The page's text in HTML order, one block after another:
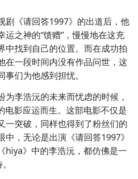
剧《请回答1997》的出道后，他
运之神的“馈赠”，慢慢地在这充
中找到自己的位置。而在成功拍
在一段时间内没有作品问世，这
们为他感到担忧。
为李浩沅的未来而忧虑的时候，
电影应运而生。这部电影不仅是
一突破，同样也得到了粉丝们的
中，无论是出演《请回答1997》
hiya》中的李浩沅，都仿佛是一